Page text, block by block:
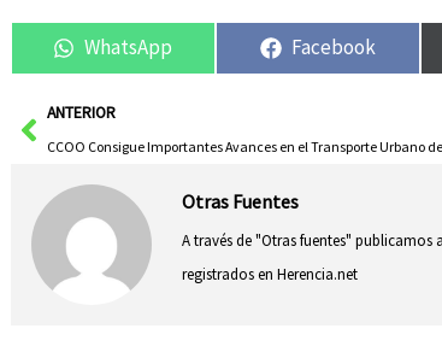
WhatsApp Facebook
AntANTERIOR
Otras Fuentes
A través de "Otras fuentes"
registrados en Herencia.net